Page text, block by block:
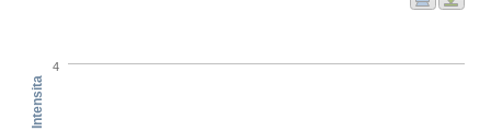
Intensita
4